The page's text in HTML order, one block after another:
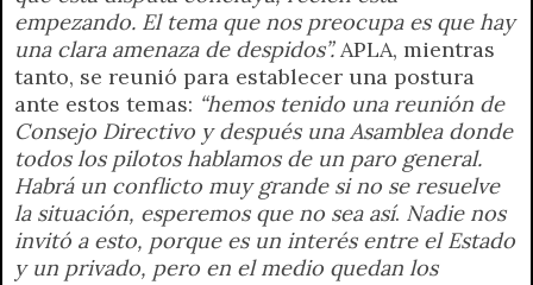
empezando. El tema que nos preocupa es que hay
una clara amenaza de despidos”. APLA, mientras
tanto, se reunió para establecer una postura
ante estos temas: “hemos tenido una reunión de
Consejo Directivo y después una Asamblea donde
todos los pilotos hablamos de un paro general.
Habrá un conflicto muy grande si no se resuelve
la situación, esperemos que no sea así. Nadie nos
invitó a esto, porque es un interés entre el Estado
y un privado, pero en el medio quedan los